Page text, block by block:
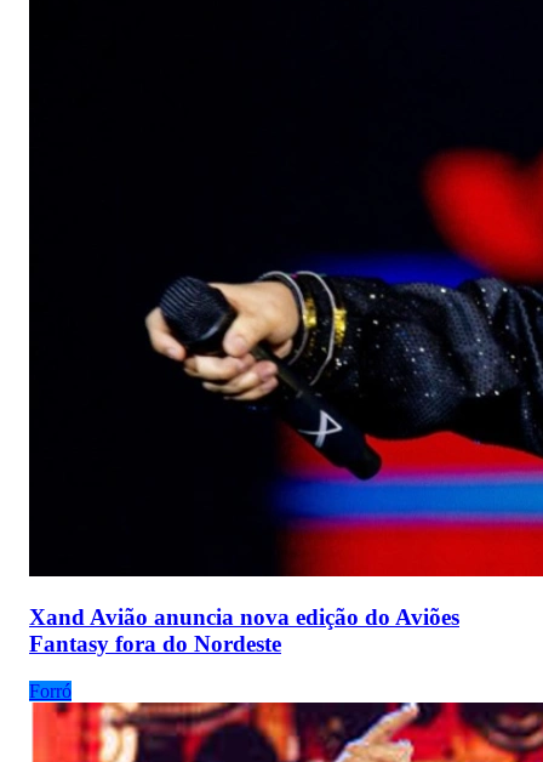
Xand Avião anuncia nova edição do Aviões
Fantasy fora do Nordeste
Forró